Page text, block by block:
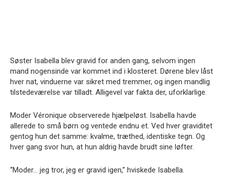
Søster Isabella blev gravid for anden gang, selvom ingen
mand nogensinde var kommet ind i klosteret. Dørene blev låst
hver nat, vinduerne var sikret med tremmer, og ingen mandlig
tilstedeværelse var tilladt. Alligevel var fakta der, uforklarlige.
Moder Véronique observerede hjælpeløst. Isabella havde
allerede to små børn og ventede endnu et. Ved hver graviditet
gentog hun det samme: kvalme, træthed, identiske tegn. Og
hver gang svor hun, at hun aldrig havde brudt sine løfter.
“Moder… jeg tror, jeg er gravid igen,” hviskede Isabella.